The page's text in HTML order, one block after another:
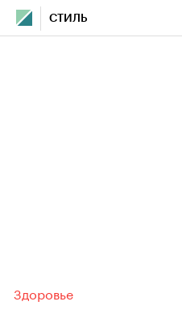
СТИЛЬ
Здоровье